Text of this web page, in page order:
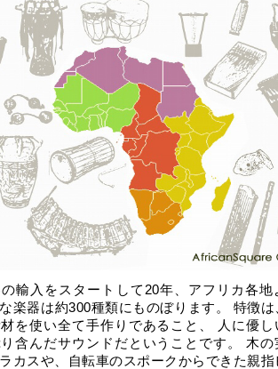
輸入をスタートして20年、アフリカ各地
楽器は約300種類にものぼります。 特徴
を使い全て手作りであること、 人に優し
含んだサウンドだということです。 木の
カスや、自転車のスポークからできた親